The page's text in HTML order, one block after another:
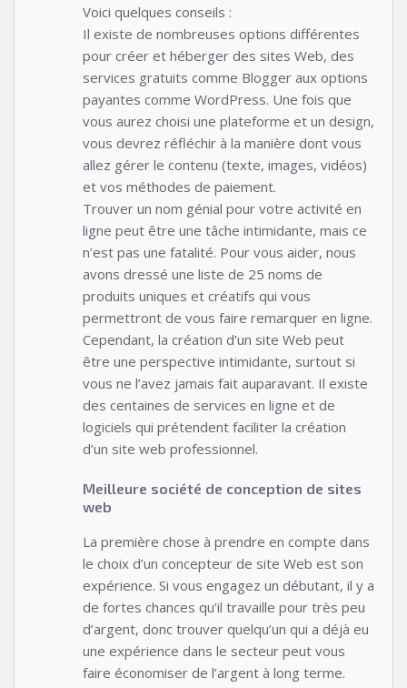
Voici quelques conseils :
Il existe de nombreuses options différentes
pour créer et héberger des sites Web, des
services gratuits comme Blogger aux options
payantes comme WordPress. Une fois que
vous aurez choisi une plateforme et un design,
vous devrez réfléchir à la manière dont vous
allez gérer le contenu (texte, images, vidéos)
et vos méthodes de paiement.
Trouver un nom génial pour votre activité en
ligne peut être une tâche intimidante, mais ce
n’est pas une fatalité. Pour vous aider, nous
avons dressé une liste de 25 noms de
produits uniques et créatifs qui vous
permettront de vous faire remarquer en ligne.
Cependant, la création d’un site Web peut
être une perspective intimidante, surtout si
vous ne l’avez jamais fait auparavant. Il existe
des centaines de services en ligne et de
logiciels qui prétendent faciliter la création
d’un site web professionnel.
Meilleure société de conception de sites
web
La première chose à prendre en compte dans
le choix d’un concepteur de site Web est son
expérience. Si vous engagez un débutant, il y a
de fortes chances qu’il travaille pour très peu
d’argent, donc trouver quelqu’un qui a déjà eu
une expérience dans le secteur peut vous
faire économiser de l’argent à long terme.